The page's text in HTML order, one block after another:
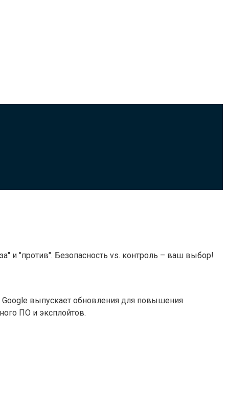
и "против". Безопасность vs. контроль – ваш выбор!
Google выпускает обновления для повышения
ПО и эксплойтов.